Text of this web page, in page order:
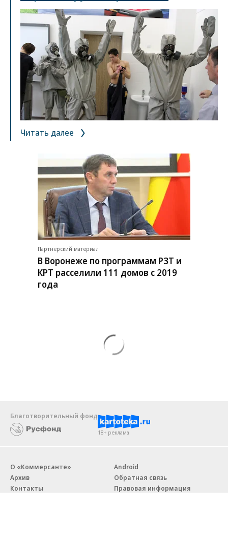
Читать далее
Партнерский материал
В Воронеже по программам РЗТ и
КРТ расселили 111 домов с 2019
года
Благотворительный фонд
18+ реклама
О «Коммерсанте»
Архив
Контакты
Android
Обратная связь
Правовая информация